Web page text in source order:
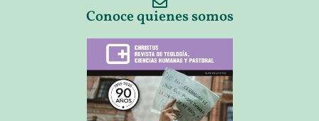
Conoce quienes somos